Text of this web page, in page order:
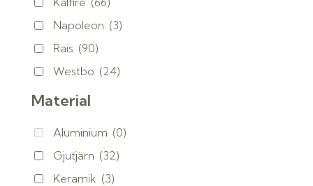
Napoleon (3)
Rais (90)
Westbo (24)
Material
Aluminium (0)
Gjutjärn (32)
Keramik (3)